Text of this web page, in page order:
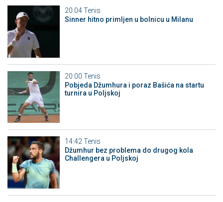
20:04Tenis
Sinner hitno primljen u bolnicu u Milanu
20:00 Tenis
Pobjeda Džumhura i poraz Bašića na startu
turnira u Poljskoj
14:42 Tenis
Džumhur bez problema do drugog kola
Challengera u Poljskoj